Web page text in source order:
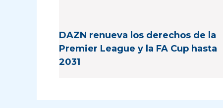
DAZN renueva los derechos de la
Premier League y la FA Cup hasta
2031